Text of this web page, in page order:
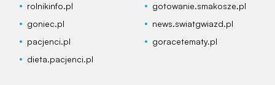
rolnikinfo.pl
gotowanie.smakosze.pl
goniec.pl
news.swiatgwiazd.pl
pacjenci.pl
goracetematy.pl
dieta.pacjenci.pl